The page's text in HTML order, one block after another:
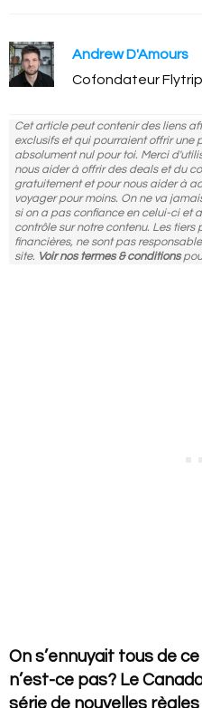
Andrew D'Amours
Cofondateur
Cet article peut contenir des liens
exclusifs et qui pourraient offrir une
absolument nul pour toi. Merci
nous aider à offrir des deals et du
gratuitement et pour nous aider à
voyager pour moins. On ne va
si on a pas confiance en celui-ci et
contrôle sur notre contenu. Les
financières, ne sont pas
site. Voir nos termes & conditions
On s’ennuyait tous de
n’est-ce pas? Le
série de nouvelles